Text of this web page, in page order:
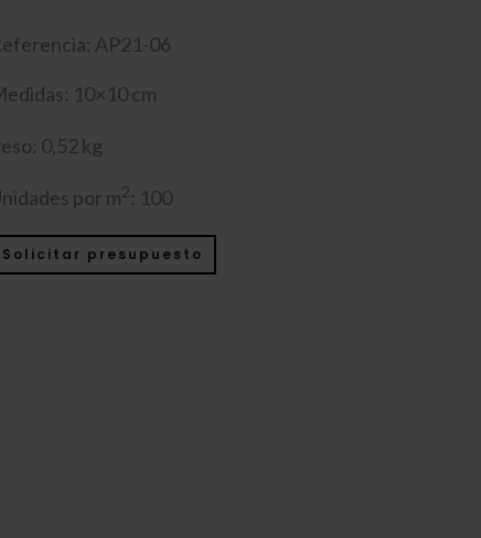
AP21-06
10×10 cm
0,52 kg
por m2: 100
Solicitar presupuesto